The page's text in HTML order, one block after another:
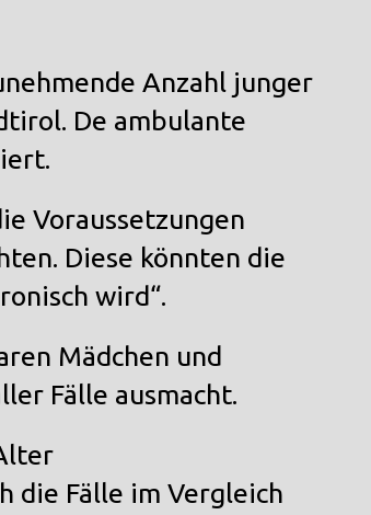
Anzahl junger
De ambulante
Voraussetzungen
Diese könnten die
wird“.
Mädchen und
Fälle ausmacht.
die Fälle im Vergleich